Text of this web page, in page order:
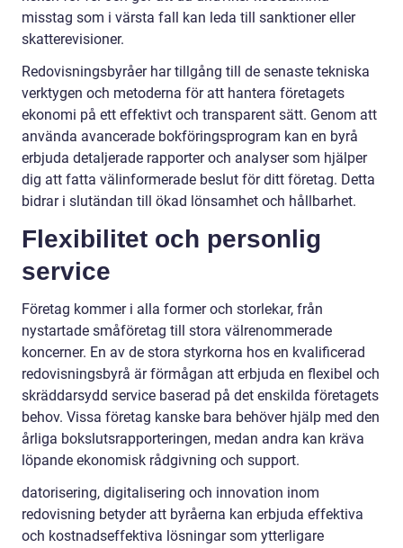
misstag som i värsta fall kan leda till sanktioner eller
skatterevisioner.
Redovisningsbyråer har tillgång till de senaste tekniska
verktygen och metoderna för att hantera företagets
ekonomi på ett effektivt och transparent sätt. Genom att
använda avancerade bokföringsprogram kan en byrå
erbjuda detaljerade rapporter och analyser som hjälper
dig att fatta välinformerade beslut för ditt företag. Detta
bidrar i slutändan till ökad lönsamhet och hållbarhet.
Flexibilitet och personlig
service
Företag kommer i alla former och storlekar, från
nystartade småföretag till stora välrenommerade
koncerner. En av de stora styrkorna hos en kvalificerad
redovisningsbyrå är förmågan att erbjuda en flexibel och
skräddarsydd service baserad på det enskilda företagets
behov. Vissa företag kanske bara behöver hjälp med den
årliga bokslutsrapporteringen, medan andra kan kräva
löpande ekonomisk rådgivning och support.
datorisering, digitalisering och innovation inom
redovisning betyder att byråerna kan erbjuda effektiva
och kostnadseffektiva lösningar som ytterligare